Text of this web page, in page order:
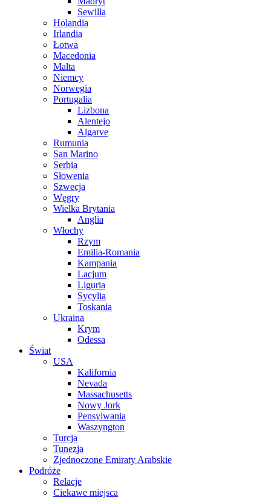
Sewilla
Holandia
Irlandia
Łotwa
Macedonia
Malta
Niemcy
Norwegia
Portugalia
Lizbona
Alentejo
Algarve
Rumunia
San Marino
Serbia
Słowenia
Szwecja
Węgry
Wielka Brytania
Anglia
Włochy
Rzym
Emilia-Romania
Kampania
Lacjum
Liguria
Sycylia
Toskania
Ukraina
Krym
Odessa
Świat
USA
Kalifornia
Nevada
Massachusetts
Nowy Jork
Pensylwania
Waszyngton
Turcja
Tunezja
Zjednoczone Emiraty Arabskie
Podróże
Relacje
Ciekawe miejsca